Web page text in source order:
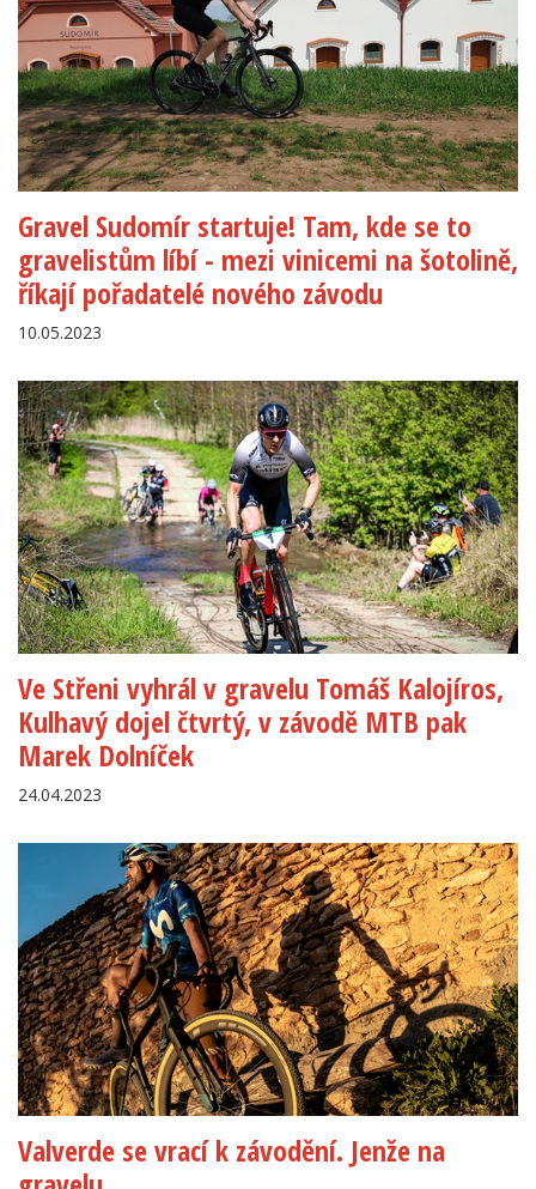
Gravel Sudomír startuje! Tam, kde se to
gravelistům líbí - mezi vinicemi na šotolině,
říkají pořadatelé nového závodu
10.05.2023
Ve Střeni vyhrál v gravelu Tomáš Kalojíros,
Kulhavý dojel čtvrtý, v závodě MTB pak
Marek Dolníček
24.04.2023
Valverde se vrací k závodění. Jenže na